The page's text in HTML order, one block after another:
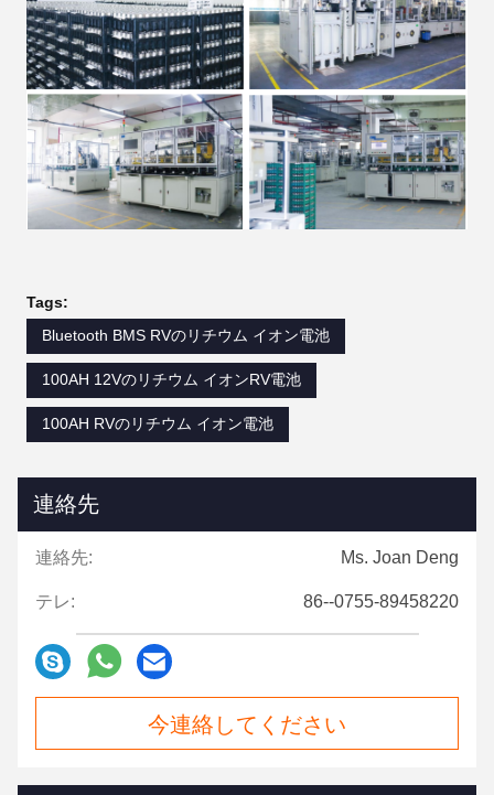
Tags:
Bluetooth BMS RVのリチウム イオン電池
100AH 12Vのリチウム イオンRV電池
100AH RVのリチウム イオン電池
連絡先
連絡先: Ms. Joan Deng
テレ: 86--0755-89458220
今連絡してください